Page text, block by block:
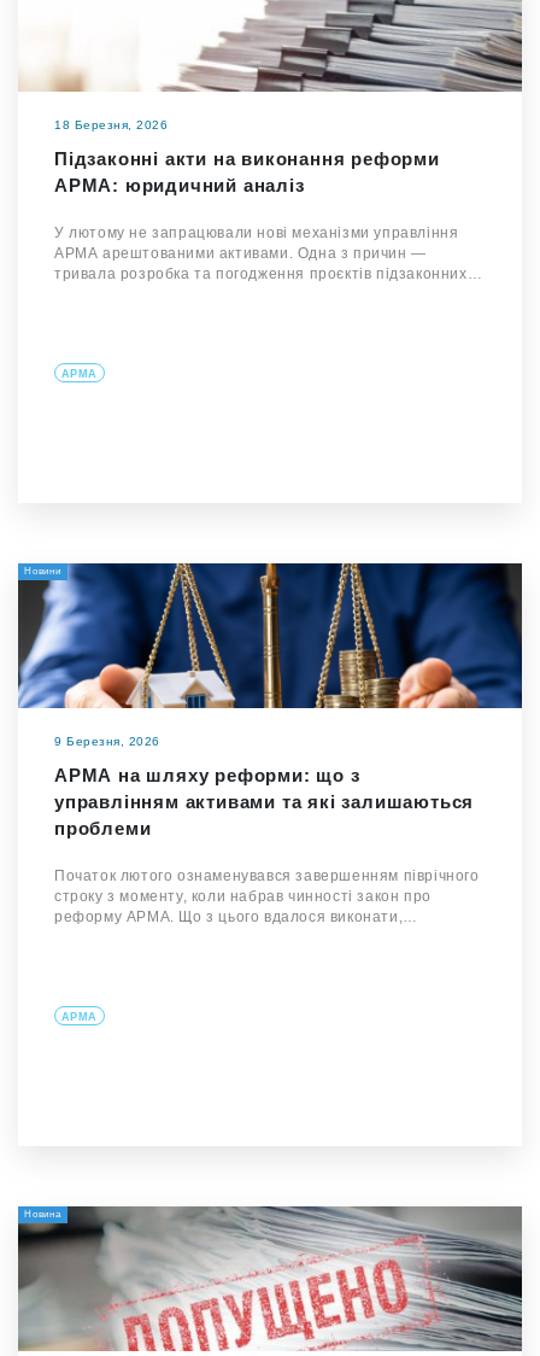
18 Березня, 2026
Підзаконні акти на виконання реформи
АРМА: юридичний аналіз
У лютому не запрацювали нові механізми управління
АРМА арештованими активами. Одна з причин —
тривала розробка та погодження проєктів підзаконних…
АРМА
Новини
9 Березня, 2026
АРМА на шляху реформи: що з
управлінням активами та які залишаються
проблеми
Початок лютого ознаменувався завершенням піврічного
строку з моменту, коли набрав чинності закон про
реформу АРМА. Що з цього вдалося виконати,…
АРМА
Новина